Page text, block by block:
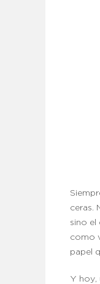
ceras.
sino el
como
papel
Y hoy,